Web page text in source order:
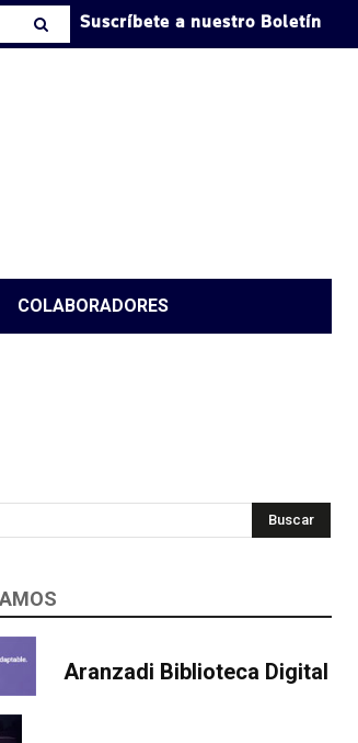
Suscríbete a nuestro Boletín
COLABORADORES
Buscar
Aranzadi Biblioteca Digital